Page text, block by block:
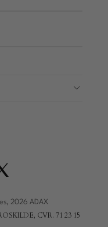
2026 ADAX
CVR. 71 23 15